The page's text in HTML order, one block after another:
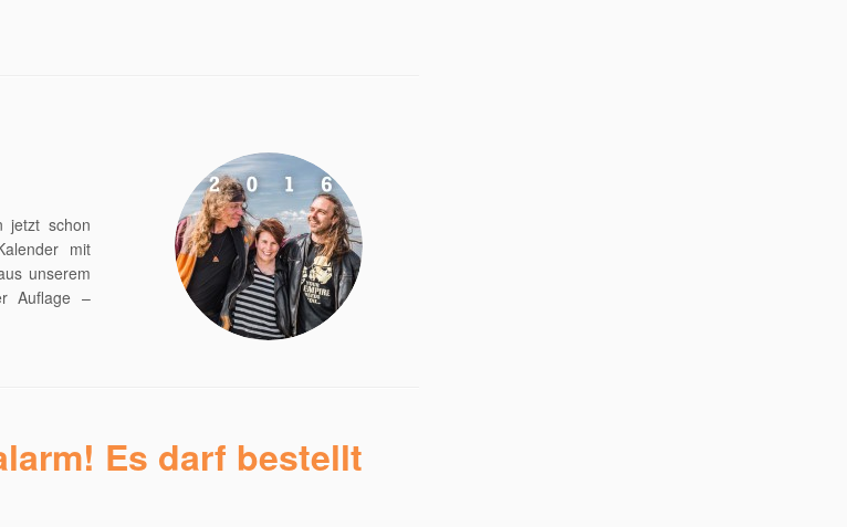
jetzt schon
mit
unserem
Auflage –
Es darf bestellt